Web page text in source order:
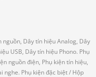
Dây tín hiệu Analog, Dây
USB, Dây tín hiệu Phono. Phụ
nguồn điện, Phụ kiện tín hiệu,
nghe. Phụ kiện đặc biệt/ Hộp